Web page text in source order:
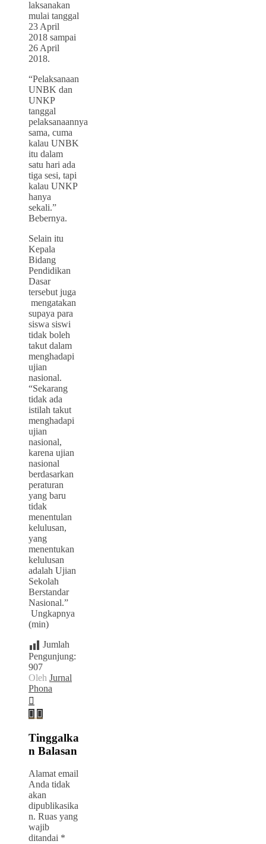
laksanakan
mulai tanggal
23 April
2018 sampai
26 April
2018.
“Pelaksanaan
UNBK dan
UNKP
tanggal
pelaksanaannya
sama, cuma
kalau UNBK
itu dalam
satu hari ada
tiga sesi, tapi
kalau UNKP
hanya
sekali.”
Bebernya.
Selain itu
Kepala
Bidang
Pendidikan
Dasar
tersebut juga
mengatakan
supaya para
siswa siswi
tidak boleh
takut dalam
menghadapi
ujian
nasional.
“Sekarang
tidak ada
istilah takut
menghadapi
ujian
nasional,
karena ujian
nasional
berdasarkan
peraturan
yang baru
tidak
menentulan
kelulusan,
yang
menentukan
kelulusan
adalah Ujian
Sekolah
Berstandar
Nasional.”
Ungkapnya
(min)
Jumlah
Pengunjung:
907
Oleh Jurnal
Phona
Tinggalka
n Balasan
Alamat email
Anda tidak
akan
dipublikasika
n. Ruas yang
wajib
ditandai *